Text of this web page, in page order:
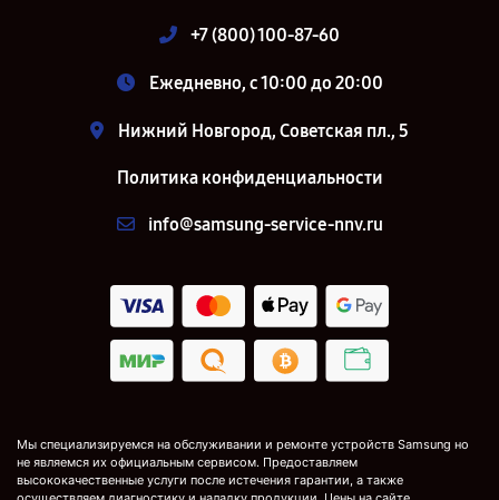
+7 (800) 100-87-60
Ежедневно, с 10:00 до 20:00
Нижний Новгород, Советская пл., 5
Политика конфиденциальности
info@samsung-service-nnv.ru
Мы специализируемся на обслуживании и ремонте устройств Samsung но
не являемся их официальным сервисом. Предоставляем
высококачественные услуги после истечения гарантии, а также